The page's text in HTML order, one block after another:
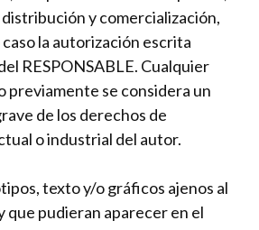
y comercialización,
la autorización escrita
RESPONSABLE. Cualquier
previamente se considera un
de los derechos de
o industrial del autor.
texto y/o gráficos ajenos al
que pudieran aparecer en el